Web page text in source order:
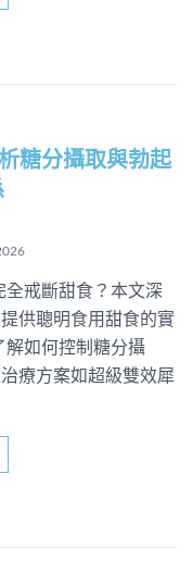
糖分攝取與勃起
全戒斷甜食？本文深
供聰明食用甜食的實
解如何控制糖分攝
療方案如超級雙效犀